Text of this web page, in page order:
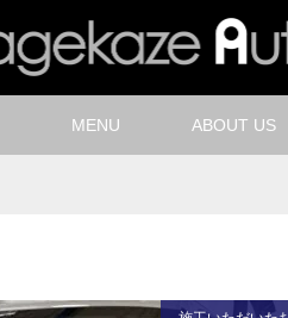
MENU ABOUT US